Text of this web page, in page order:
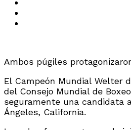
Ambos púgiles
El Campeón Mundial Welter
del Consejo Mundial de
seguramente una candidata
Ángeles, California.